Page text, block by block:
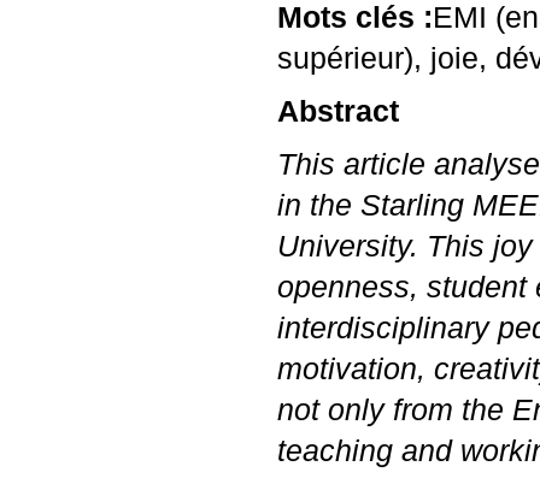
Mots clés :EMI
supérieur), joie,
Abstract
This article
in the Starling
University. This
openness, student
interdisciplinary
motivation,
not only from the
teaching and